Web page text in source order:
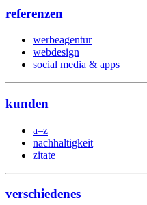
referenzen
werbeagentur
webdesign
social media & apps
kunden
a–z
nachhaltigkeit
zitate
verschiedenes